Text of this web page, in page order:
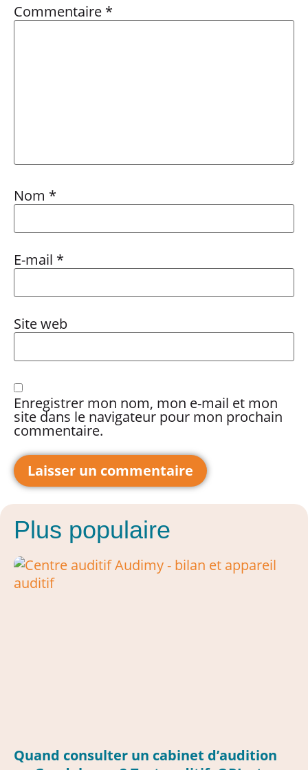
Commentaire *
Nom *
E-mail *
Site web
Enregistrer mon nom, mon e-mail et mon
site dans le navigateur pour mon prochain
commentaire.
Plus populaire
Quand consulter un cabinet d’audition